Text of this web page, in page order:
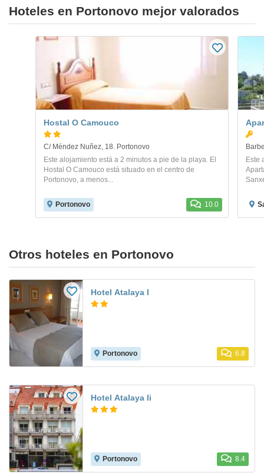
Hoteles en Portonovo mejor valorados
Hostal O Camouco
C/ Méndez Nuñez, 18. Portonovo
Este alojamiento está a 2 minutos a pie de la playa. El
Hostal O Camouco está situado en el centro de
Portonovo, a menos...
Portonovo 10.0
Este
Otros hoteles en Portonovo
Hotel Atalaya I
Portonovo 6.8
Hotel Atalaya Ii
Portonovo 8.4